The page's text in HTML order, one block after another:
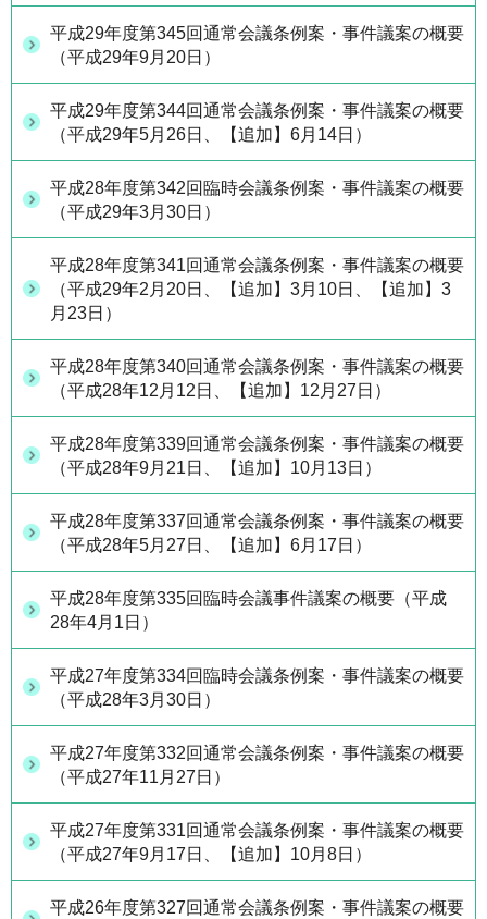
平成29年度第345回通常会議条例案・事件議案の概要
（平成29年9月20日）
平成29年度第344回通常会議条例案・事件議案の概要
（平成29年5月26日、【追加】6月14日）
平成28年度第342回臨時会議条例案・事件議案の概要
（平成29年3月30日）
平成28年度第341回通常会議条例案・事件議案の概要
（平成29年2月20日、【追加】3月10日、【追加】3
月23日）
平成28年度第340回通常会議条例案・事件議案の概要
（平成28年12月12日、【追加】12月27日）
平成28年度第339回通常会議条例案・事件議案の概要
（平成28年9月21日、【追加】10月13日）
平成28年度第337回通常会議条例案・事件議案の概要
（平成28年5月27日、【追加】6月17日）
平成28年度第335回臨時会議事件議案の概要（平成
28年4月1日）
平成27年度第334回臨時会議条例案・事件議案の概要
（平成28年3月30日）
平成27年度第332回通常会議条例案・事件議案の概要
（平成27年11月27日）
平成27年度第331回通常会議条例案・事件議案の概要
（平成27年9月17日、【追加】10月8日）
平成26年度第327回通常会議条例案・事件議案の概要